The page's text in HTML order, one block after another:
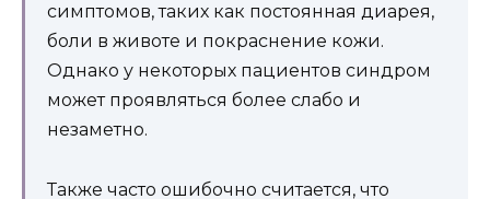
симптомов, таких как постоянная диарея,
боли в животе и покраснение кожи.
Однако у некоторых пациентов синдром
может проявляться более слабо и
незаметно.
Также часто ошибочно считается, что